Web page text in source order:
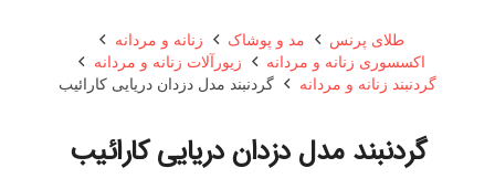
طلای پرنس مد و پوشاک
زنانه و مردانه
اکسسوری زنانه و مردانه
زیورآلات زنانه و مردانه
گردنبند زنانه و مردانه
گردنبند مدل دزدان دریایی کارائیب
گردنبند مدل دزدان دریایی کارائیب